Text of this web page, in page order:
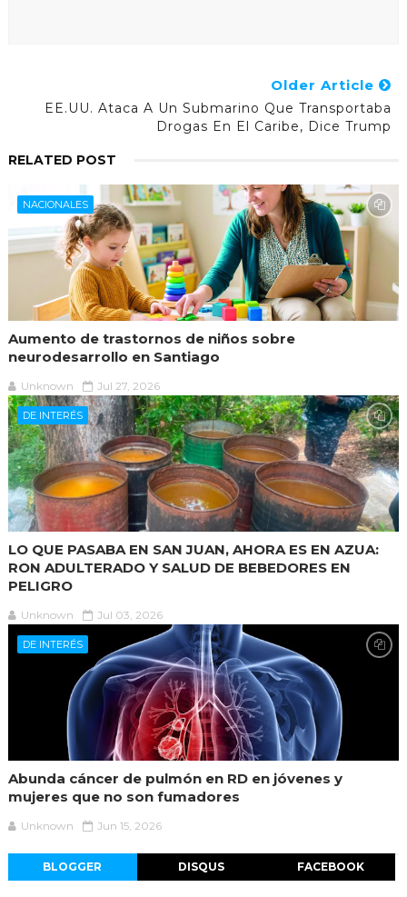
Older Article
EE.UU. Ataca A Un Submarino Que Transportaba
Drogas En El Caribe, Dice Trump
RELATED POST
NACIONALES
Aumento de trastornos de niños sobre
neurodesarrollo en Santiago
Unknown Jul 27, 2026
DE INTERÉS
LO QUE PASABA EN SAN JUAN, AHORA ES EN AZUA:
RON ADULTERADO Y SALUD DE BEBEDORES EN
PELIGRO
Unknown Jul 03, 2026
DE INTERÉS
Abunda cáncer de pulmón en RD en jóvenes y
mujeres que no son fumadores
Unknown Jun 15, 2026
BLOGGER DISQUS FACEBOOK